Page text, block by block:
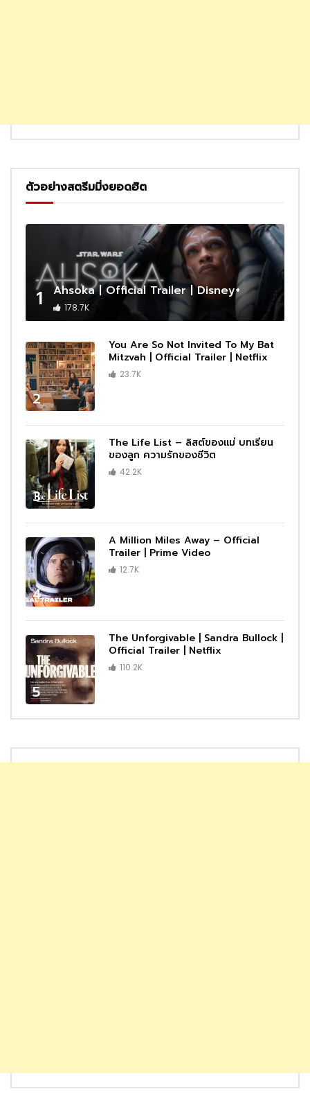
ตัวอย่างสตรีมมิ่งยอดฮิต
1 Ahsoka | Official Trailer | Disney+
178.7K
2
You Are So Not Invited To My Bat
Mitzvah | Official Trailer | Netflix
23.7K
3
The Life List – ลิสต์ของแม่ บทเรียน
ของลูก ความรักของชีวิต
42.2K
4
A Million Miles Away – Official
Trailer | Prime Video
12.7K
5
The Unforgivable | Sandra Bullock |
Official Trailer | Netflix
110.2K